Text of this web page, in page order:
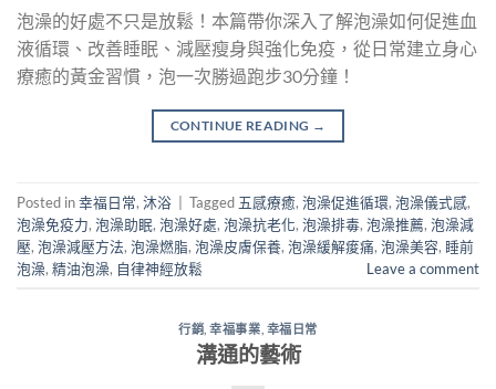
泡澡的好處不只是放鬆！本篇帶你深入了解泡澡如何促進血
液循環、改善睡眠、減壓瘦身與強化免疫，從日常建立身心
療癒的黃金習慣，泡一次勝過跑步30分鐘！
CONTINUE READING →
Posted in幸福日常, 沐浴 Tagged 五感療癒, 泡澡促進循環, 泡澡儀式感,
泡澡免疫力, 泡澡助眠, 泡澡好處, 泡澡抗老化, 泡澡排毒, 泡澡推薦, 泡澡減
壓, 泡澡減壓方法, 泡澡燃脂, 泡澡皮膚保養, 泡澡緩解痠痛, 泡澡美容, 睡前
泡澡, 精油泡澡, 自律神經放鬆 Leave a comment
行銷 ,幸福事業 幸福日常
溝通的藝術